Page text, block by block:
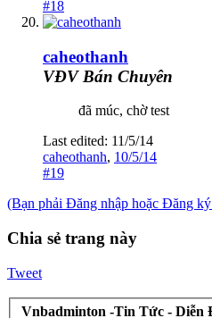
#18
caheothanh
VĐV Bán Chuyên
đã múc, chờ test
Last edited: 11/5/14
caheothanh, 10/5/14
#19
(Bạn phải Đăng nhập hoặc Đăng
Chia sẻ trang này
Tweet
Vnbadminton -Tin Tức - Diễn